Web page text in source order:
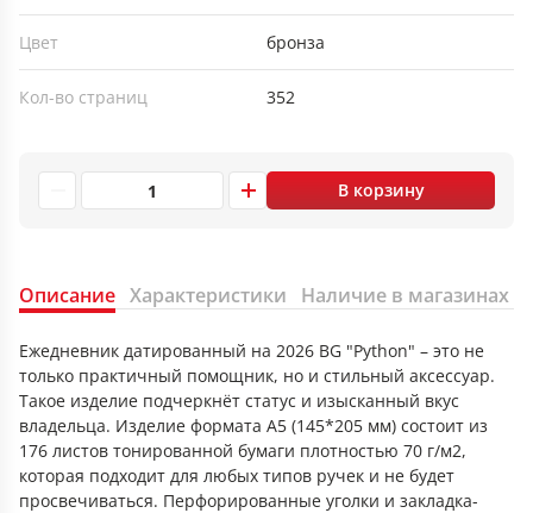
Цвет бронза
Кол-во страниц 352
В корзину
Описание Характеристики Наличие в магазинах
Ежедневник датированный на 2026 BG "Python" – это не
только практичный помощник, но и стильный аксессуар.
Такое изделие подчеркнёт статус и изысканный вкус
владельца. Изделие формата А5 (145*205 мм) состоит из
176 листов тонированной бумаги плотностью 70 г/м2,
которая подходит для любых типов ручек и не будет
просвечиваться. Перфорированные уголки и закладка-